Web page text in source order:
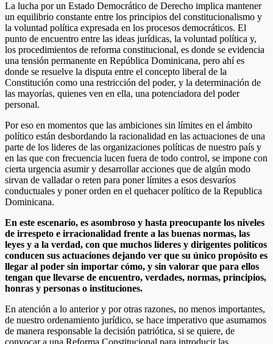
La lucha por un Estado Democrático de Derecho implica mantener
un equilibrio constante entre los principios del constitucionalismo y
la voluntad política expresada en los procesos democráticos. El
punto de encuentro entre las ideas jurídicas, la voluntad política y,
los procedimientos de reforma constitucional, es donde se evidencia
una tensión permanente en República Dominicana, pero ahí es
donde se resuelve la disputa entre el concepto liberal de la
Constitución como una restricción del poder, y la determinación de
las mayorías, quienes ven en ella, una potenciadora del poder
personal.
Por eso en momentos que las ambiciones sin límites en el ámbito
político están desbordando la racionalidad en las actuaciones de una
parte de los lideres de las organizaciones políticas de nuestro país y
en las que con frecuencia lucen fuera de todo control, se impone con
cierta urgencia asumir y desarrollar acciones que de algún modo
sirvan de valladar o reten para poner límites a esos desvaríos
conductuales y poner orden en el quehacer político de la Republica
Dominicana.
En este escenario, es asombroso y hasta preocupante los niveles
de irrespeto e irracionalidad frente a las buenas normas, las
leyes y a la verdad, con que muchos líderes y dirigentes políticos
conducen sus actuaciones dejando ver que su único propósito es
llegar al poder sin importar cómo, y sin valorar que para ellos
tengan que llevarse de encuentro, verdades, normas, principios,
honras y personas o instituciones.
En atención a lo anterior y por otras razones, no menos importantes,
de nuestro ordenamiento jurídico, se hace imperativo que asumamos
de manera responsable la decisión patriótica, si se quiere, de